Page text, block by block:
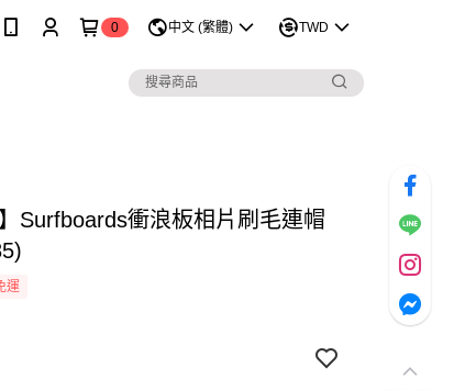
0 中文 (繁體) TWD
】Surfboards衝浪板相片刷毛連帽
運